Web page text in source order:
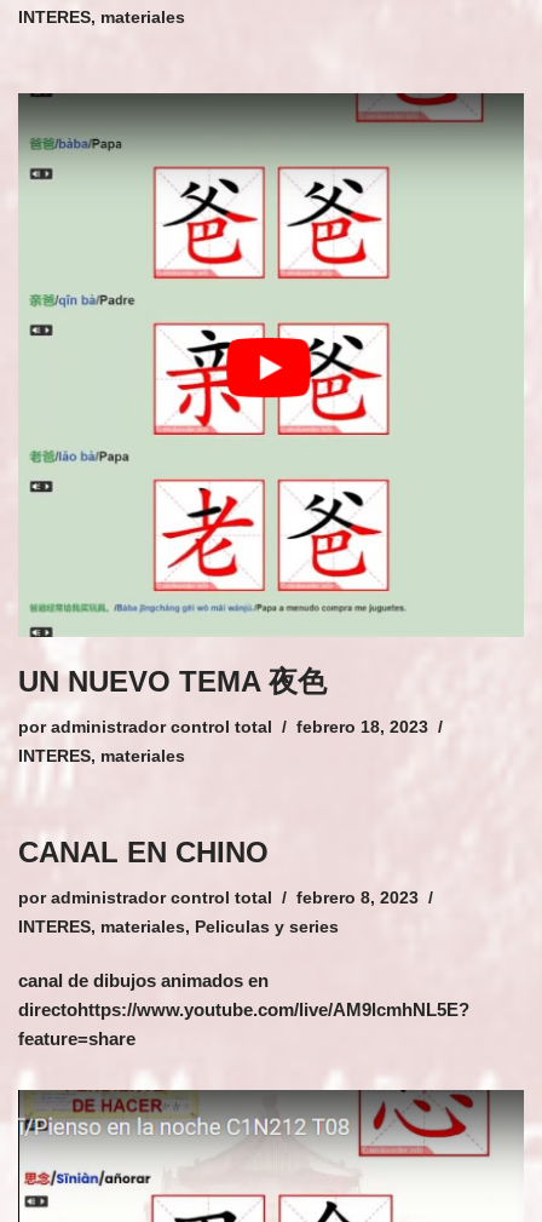
INTERES, materiales
UN NUEVO TEMA 夜色
por administrador control total
febrero 18, 2023
INTERES, materiales
CANAL EN CHINO
por administrador control total
febrero 8, 2023
INTERES, materiales, Peliculas y series
canal de dibujos animados en
directohttps://www.youtube.com/live/AM9lcmhNL5E?
feature=share